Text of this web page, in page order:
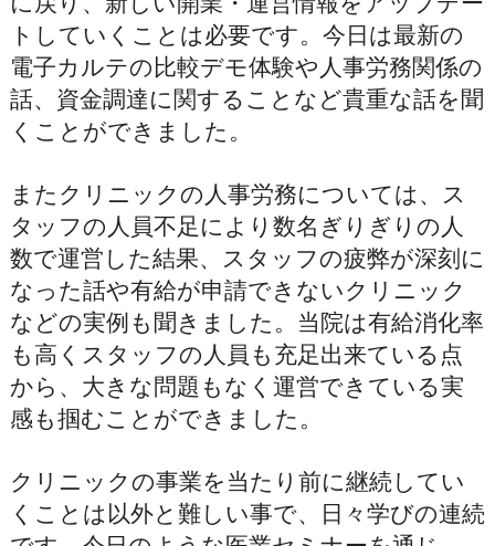
トしていくことは必要です。今日は最新の
電子カルテの比較デモ体験や人事労務関係の
話、資金調達に関することなど貴重な話を聞
くことができました。
またクリニックの人事労務については、ス
タッフの人員不足により数名ぎりぎりの人
数で運営した結果、スタッフの疲弊が深刻に
なった話や有給が申請できないクリニック
などの実例も聞きました。当院は有給消化率
も高くスタッフの人員も充足出来ている点
から、大きな問題もなく運営できている実
感も掴むことができました。
クリニックの事業を当たり前に継続してい
くことは以外と難しい事で、日々学びの連続